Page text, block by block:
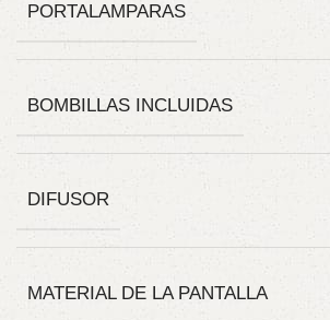
PORTALAMPARAS
BOMBILLAS INCLUIDAS
DIFUSOR
MATERIAL DE LA PANTALLA